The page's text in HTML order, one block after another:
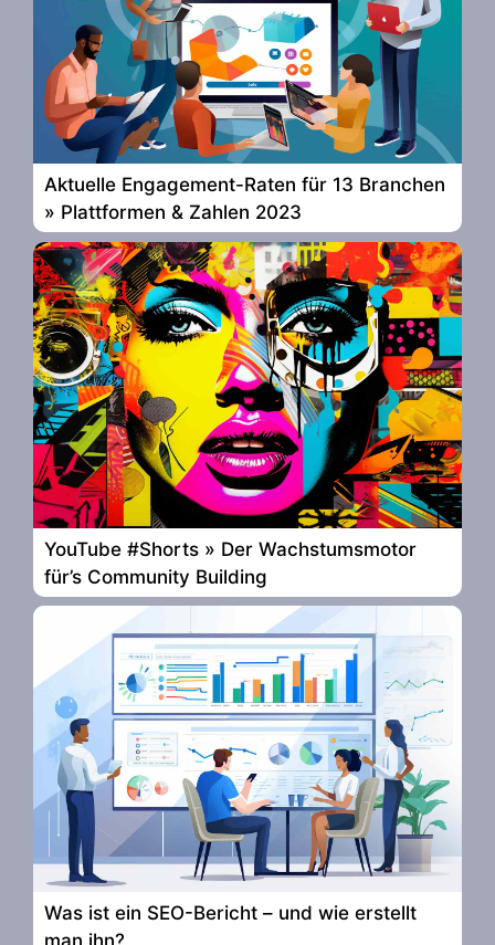
Aktuelle Engagement-Raten für 13 Branchen
» Plattformen & Zahlen 2023
YouTube #Shorts » Der Wachstumsmotor
für’s Community Building
Was ist ein SEO-Bericht – und wie erstellt
man ihn?